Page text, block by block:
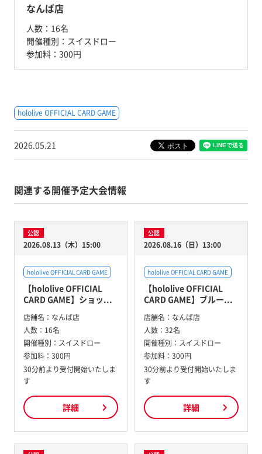
なんば店
人数： 16名
開催種別： スイスドロー
参加料： 300円
hololive OFFICIAL CARD GAME
2026.05.21
関連する開催予定大会情報
公認
2026.08.13（木）15:00
hololive OFFICIAL CARD GAME
【hololive OFFICIAL
CARD GAME】ショッ...
店舗名： なんば店
人数： 16名
開催種別： スイスドロー
参加料： 300円
30分前より受付開始いたしま
す
詳細
公認
2026.08.16（日）13:00
hololive OFFICIAL CARD GAME
【hololive OFFICIAL
CARD GAME】ブルー...
店舗名： なんば店
人数： 32名
開催種別： スイスドロー
参加料： 300円
30分前より受付開始いたしま
す
詳細